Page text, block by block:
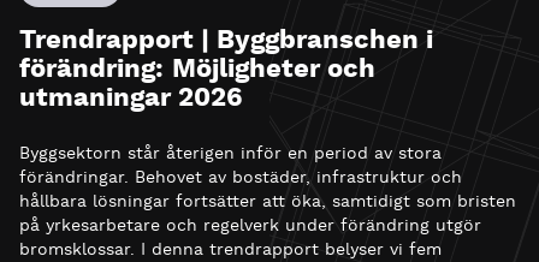
Trendrapport | Byggbranschen i
förändring: Möjligheter och
utmaningar 2026
Byggsektorn står återigen inför en period av stora
förändringar. Behovet av bostäder, infrastruktur och
hållbara lösningar fortsätter att öka, samtidigt som bristen
på yrkesarbetare och regelverk under förändring utgör
bromsklossar. I denna trendrapport belyser vi fem